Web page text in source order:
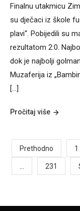
Finalnu utakmicu
su dječaci iz škole
plavi“. Pobijedili su
rezultatom 2:0.
dok je najbolji
Muzaferija iz
[…]
Pročitaj više
Posts
Prethodno 1
… 231